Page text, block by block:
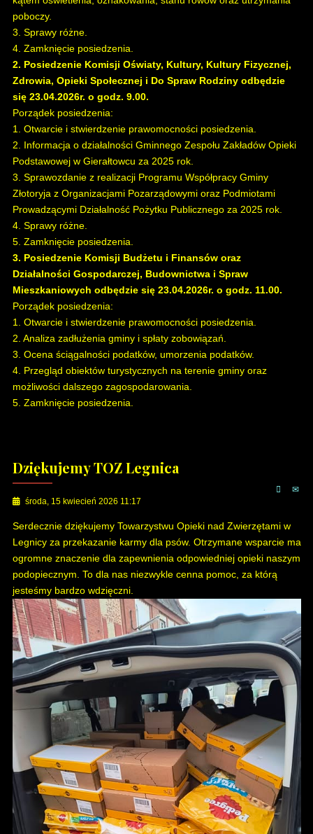
poboczy.
3. Sprawy różne.
4. Zamknięcie posiedzenia.
2. Posiedzenie Komisji Oświaty, Kultury, Kultury Fizycznej,
Zdrowia, Opieki Społecznej i Do Spraw Rodziny odbędzie
się 23.04.2026r. o godz. 9.00.
Porządek posiedzenia:
1. Otwarcie i stwierdzenie prawomocności posiedzenia.
2. Informacja o działalności Gminnego Zespołu Zakładów Opieki
Podstawowej w Gierałtowcu za 2025 rok.
3. Sprawozdanie z realizacji Programu Współpracy Gminy
Złotoryja z Organizacjami Pozarządowymi oraz Podmiotami
Prowadzącymi Działalność Pożytku Publicznego za 2025 rok.
4. Sprawy różne.
5. Zamknięcie posiedzenia.
3. Posiedzenie Komisji Budżetu i Finansów oraz
Działalności Gospodarczej, Budownictwa i Spraw
Mieszkaniowych odbędzie się 23.04.2026r. o godz. 11.00.
Porządek posiedzenia:
1. Otwarcie i stwierdzenie prawomocności posiedzenia.
2. Analiza zadłużenia gminy i spłaty zobowiązań.
3. Ocena ściągalności podatków, umorzenia podatków.
4. Przegląd obiektów turystycznych na terenie gminy oraz
możliwości dalszego zagospodarowania.
5. Zamknięcie posiedzenia.
Dziękujemy TOZ Legnica
środa, 15 kwiecień 2026 11:17
Serdecznie dziękujemy Towarzystwu Opieki nad Zwierzętami w
Legnicy za przekazanie karmy dla psów. Otrzymane wsparcie ma
ogromne znaczenie dla zapewnienia odpowiedniej opieki naszym
podopiecznym. To dla nas niezwykle cenna pomoc, za którą
jesteśmy bardzo wdzięczni.